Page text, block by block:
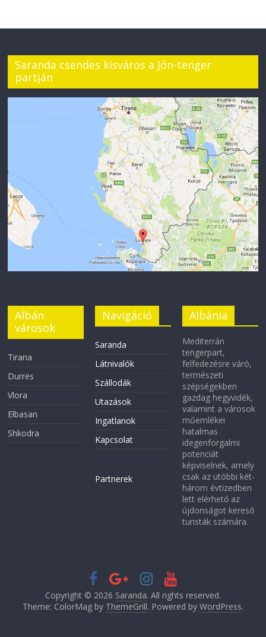
Saranda csendes kisváros a Jón-tenger
partján
Albán
városok
Tirana
Durrës
Vlora
Elbasan
Shkodra
Navigáció
Saranda
Látnivalók
Szállodák
Utazások
Ingatlanok
Kapcsolat
Partnerek
Albánia
Mediterrán
tengerpart,
felfedezésre váró,
természeti
szépségekben
gazdag hegyvidék,
valamint a városok
műemlékei
hatalmas
idegenforgalmi
potenciát
képviselnek, amely
csak az utóbbi két-
három évtizedben
lett elérhető az
újdonságot kereső
turisták számára.
Copyright © 2026 Saranda. All rights reserved.
Theme: ColorMag by ThemeGrill. Powered by WordPress.